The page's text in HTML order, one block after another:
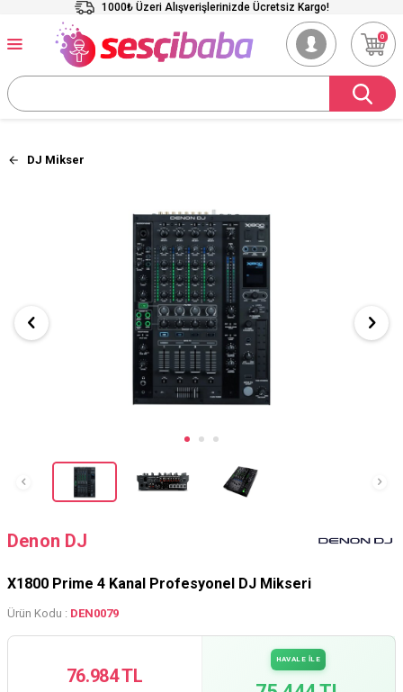
1000₺ Üzeri Alışverişlerinizde Ücretsiz Kargo!
0
DJ Mikser
Denon DJ
X1800 Prime 4 Kanal Profesyonel DJ Mikseri
Ürün Kodu : DEN0079
76.984 TL
HAVALE İLE